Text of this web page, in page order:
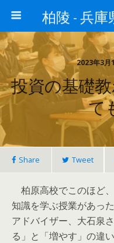
2023年3
投資の基礎
て
Share Tweet
柏原高校でこのほど
知識を学ぶ授業があっ
アドバイザー、大石泉
る」と「増やす」の違